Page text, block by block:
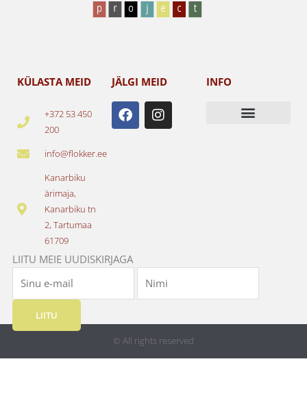
KÜLASTA MEID
+372 53 450
200
info@flokker.ee
Kanarbiku
ärimaja,
Kanarbiku tn
2, Tartumaa
61709
JÄLGI MEID
F
a
c
I
n
s
INFO
LIITU MEIE UUDISKIRJAGA
LIITU
© All rights reserved